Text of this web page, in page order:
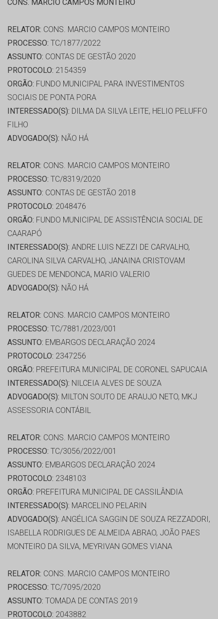
CONS. MARCIO CAMPOS MONTEIRO
RELATOR: CONS. MARCIO CAMPOS MONTEIRO
PROCESSO: TC/1877/2022
ASSUNTO: CONTAS DE GESTÃO 2020
PROTOCOLO: 2154359
ORGÃO: FUNDO MUNICIPAL PARA INVESTIMENTOS
SOCIAIS DE PONTA PORA
INTERESSADO(S): DILMA DA SILVA LEITE, HELIO PELUFFO
FILHO
ADVOGADO(S): NÃO HÁ
RELATOR: CONS. MARCIO CAMPOS MONTEIRO
PROCESSO: TC/8319/2020
ASSUNTO: CONTAS DE GESTÃO 2018
PROTOCOLO: 2048476
ORGÃO: FUNDO MUNICIPAL DE ASSISTÊNCIA SOCIAL DE
CAARAPÓ
INTERESSADO(S): ANDRE LUIS NEZZI DE CARVALHO,
CAROLINA SILVA CARVALHO, JANAINA CRISTOVAM
GUEDES DE MENDONCA, MARIO VALERIO
ADVOGADO(S): NÃO HÁ
RELATOR: CONS. MARCIO CAMPOS MONTEIRO
PROCESSO: TC/7881/2023/001
ASSUNTO: EMBARGOS DECLARAÇÃO 2024
PROTOCOLO: 2347256
ORGÃO: PREFEITURA MUNICIPAL DE CORONEL SAPUCAIA
INTERESSADO(S): NILCEIA ALVES DE SOUZA
ADVOGADO(S): MILTON SOUTO DE ARAUJO NETO, MKJ
ASSESSORIA CONTÁBIL
RELATOR: CONS. MARCIO CAMPOS MONTEIRO
PROCESSO: TC/3056/2022/001
ASSUNTO: EMBARGOS DECLARAÇÃO 2024
PROTOCOLO: 2348103
ORGÃO: PREFEITURA MUNICIPAL DE CASSILÂNDIA
INTERESSADO(S): MARCELINO PELARIN
ADVOGADO(S): ANGÉLICA SAGGIN DE SOUZA REZZADORI,
ISABELLA RODRIGUES DE ALMEIDA ABRAO, JOÃO PAES
MONTEIRO DA SILVA, MEYRIVAN GOMES VIANA
RELATOR: CONS. MARCIO CAMPOS MONTEIRO
PROCESSO: TC/7095/2020
ASSUNTO: TOMADA DE CONTAS 2019
PROTOCOLO: 2043882